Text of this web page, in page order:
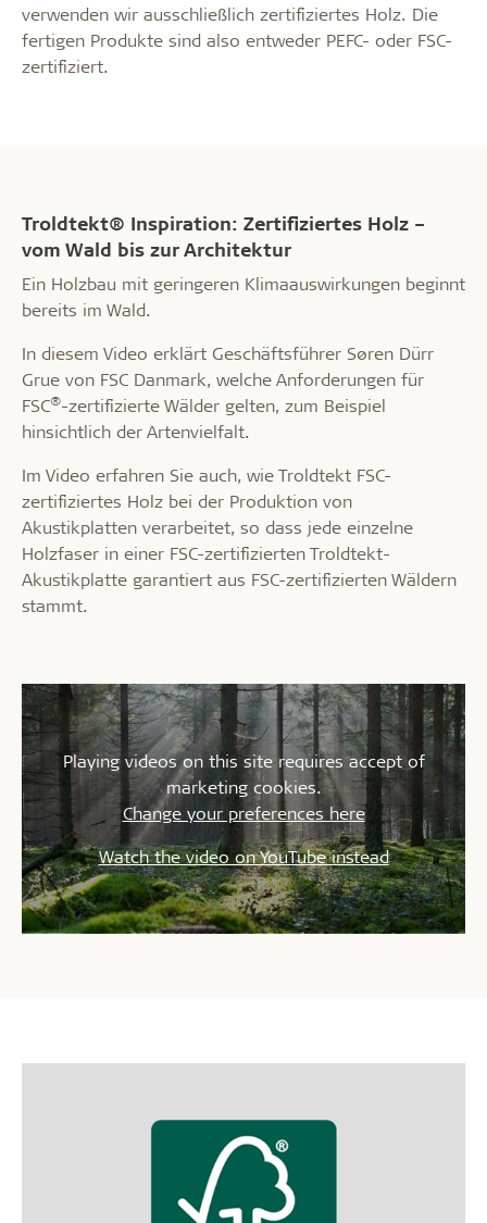
verwenden wir ausschließlich zertifiziertes Holz. Die
fertigen Produkte sind also entweder PEFC- oder FSC-
zertifiziert.
Troldtekt® Inspiration: Zertifiziertes Holz –
vom Wald bis zur Architektur
Ein Holzbau mit geringeren Klimaauswirkungen beginnt
bereits im Wald.
In diesem Video erklärt Geschäftsführer Søren Dürr
Grue von FSC Danmark, welche Anforderungen für
FSC®-zertifizierte Wälder gelten, zum Beispiel
hinsichtlich der Artenvielfalt.
Im Video erfahren Sie auch, wie Troldtekt FSC-
zertifiziertes Holz bei der Produktion von
Akustikplatten verarbeitet, so dass jede einzelne
Holzfaser in einer FSC-zertifizierten Troldtekt-
Akustikplatte garantiert aus FSC-zertifizierten Wäldern
stammt.
Playing videos on this site requires accept of
marketing cookies.
Change your preferences here
Watch the video on YouTube instead